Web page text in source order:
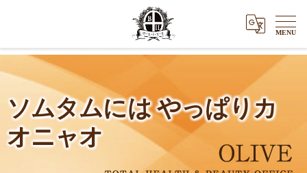
ソムタムには やっぱりカ
オニャオ